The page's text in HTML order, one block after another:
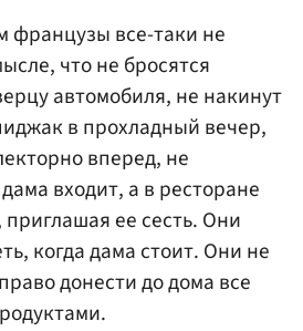
французы все-таки не
что не бросятся
автомобиля, не накинут
в прохладный вечер,
вперед, не
входит, а в ресторане
приглашая ее сесть. Они
когда дама стоит. Они не
донести до дома все